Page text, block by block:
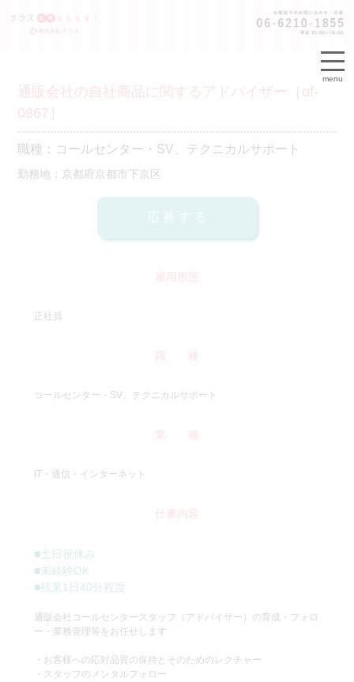
menu
通販会社の自社商品に関するアドバイザー［of-
0867］
職種：コールセンター・SV、テクニカルサポート
勤務地：京都府京都市下京区
雇用形態
正社員
職 種
コールセンター・SV、テクニカルサポート
業 種
IT・通信・インターネット
仕事内容
■土日祝休み
■未経験OK
■残業1日40分程度
通販会社コールセンタースタッフ（アドバイザー）の育成・フォロ
ー・業務管理等をお任せします
・お客様への応対品質の保持とそのためのレクチャー
・スタッフのメンタルフォロー